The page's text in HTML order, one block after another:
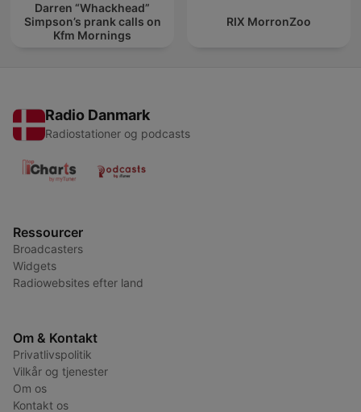
Darren “Whackhead”
Simpson’s prank calls on
Kfm Mornings
RIX MorronZoo
Radio Danmark
Radiostationer og podcasts
Ressourcer
Broadcasters
Widgets
Radiowebsites efter land
Om & Kontakt
Privatlivspolitik
Vilkår og tjenester
Om os
Kontakt os